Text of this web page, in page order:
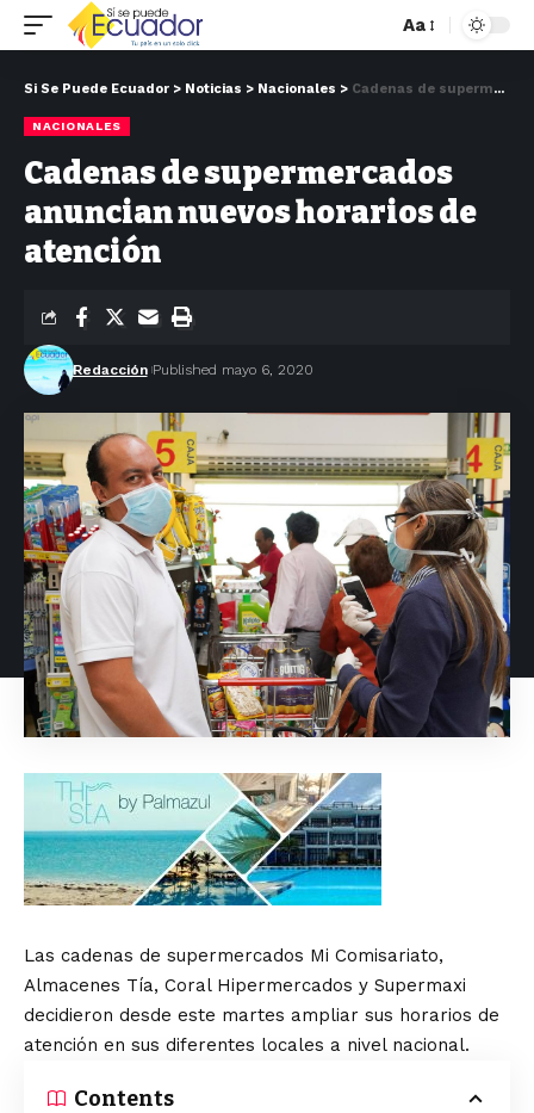
Aa
Si Se Puede Ecuador > Noticias > Nacionales > Cadenas de supermercados anuncian nuevos horarios de atención
NACIONALES
Cadenas de supermercados
anuncian nuevos horarios de
atención
Redacción Published mayo 6, 2020
Las cadenas de supermercados Mi Comisariato,
Almacenes Tía, Coral Hipermercados y Supermaxi
decidieron desde este martes ampliar sus horarios de
atención en sus diferentes locales a nivel nacional.
Contents